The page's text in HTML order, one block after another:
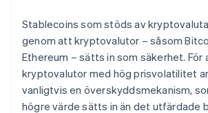
Stablecoins som stöds av
genom att kryptovalutor – såsom
Ethereum – sätts in som säkerhet. För
kryptovalutor med hög prisvolatilitet
vanligtvis en överskyddsmekanism,
högre värde sätts in än det utfärdade